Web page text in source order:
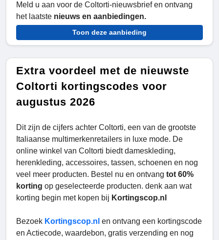
Meld u aan voor de Coltorti-nieuwsbrief en ontvang
het laatste nieuws en aanbiedingen.
Toon deze aanbieding
Extra voordeel met de nieuwste
Coltorti kortingscodes voor
augustus 2026
Dit zijn de cijfers achter Coltorti, een van de grootste
Italiaanse multimerkenretailers in luxe mode. De
online winkel van Coltorti biedt dameskleding,
herenkleding, accessoires, tassen, schoenen en nog
veel meer producten. Bestel nu en ontvang tot 60%
korting op geselecteerde producten. denk aan wat
korting begin met kopen bij Kortingscop.nl
Bezoek Kortingscop.nl en ontvang een kortingscode
en Actiecode, waardebon, gratis verzending en nog